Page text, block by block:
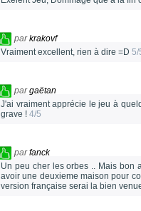
parkrakovf
Vraiment excellent, rien à dire =D 5/
pargaëtan
J'ai vraiment apprécie le jeu à
grave ! 4/5
parfanck
Un peu cher les orbes .. Mais bon
avoir une deuxieme maison pour
version française serai la bien